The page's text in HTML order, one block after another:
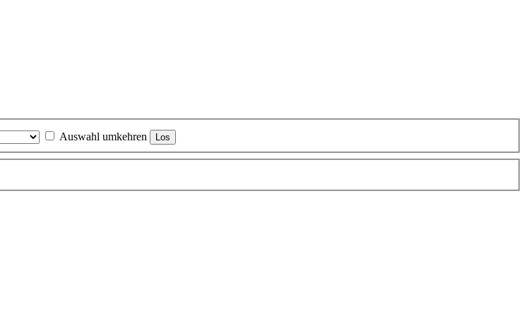
Auswahl umkehren